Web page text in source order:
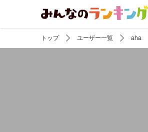
トップ ユーザー一覧 aha